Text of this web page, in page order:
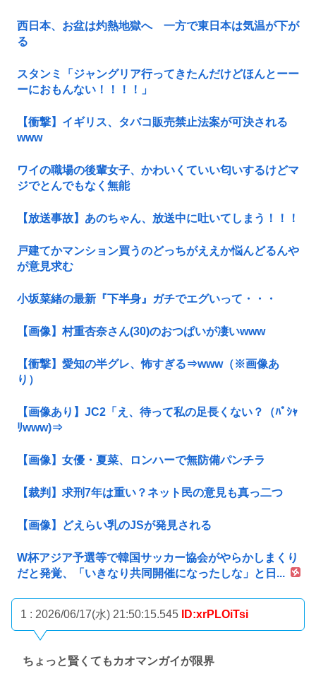
西日本、お盆は灼熱地獄へ 一方で東日本は気温が下が
る
スタンミ「ジャングリア行ってきたんだけどほんとーー
ーにおもんない！！！！」
【衝撃】イギリス、タバコ販売禁止法案が可決される
www
ワイの職場の後輩女子、かわいくていい匂いするけどマ
ジでとんでもなく無能
【放送事故】あのちゃん、放送中に吐いてしまう！！！
戸建てかマンション買うのどっちがええか悩んどるんや
が意見求む
小坂菜緒の最新『下半身』ガチでエグいって・・・
【画像】村重杏奈さん(30)のおつぱいが凄いwww
【衝撃】愛知の半グレ、怖すぎる⇒www（※画像あ
り）
【画像あり】JC2「え、待って私の足長くない？（ﾊﾟｼｬ
ﾘwww)⇒
【画像】女優・夏菜、ロンハーで無防備パンチラ
【裁判】求刑7年は重い？ネット民の意見も真っ二つ
【画像】どえらい乳のJSが発見される
W杯アジア予選等で韓国サッカー協会がやらかしまくり
だと発覚、「いきなり共同開催になったしな」と日...
1 : 2026/06/17(水) 21:50:15.545 ID:xrPLOiTsi
ちょっと賢くてもカオマンガイが限界